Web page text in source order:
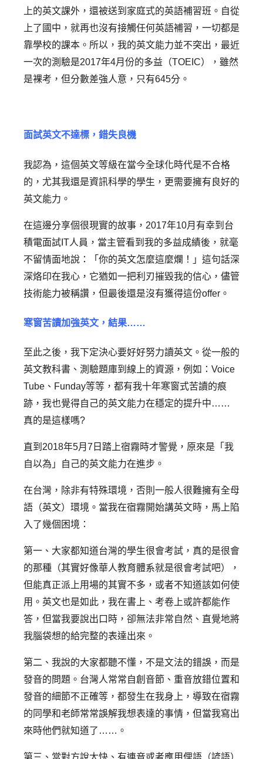
上的英文課外，還被送到家庭式的英語補習班。自從
上了國中，就再也沒有接觸任何英語補習，一切都是
靠學校的課本。所以，我的英文能力並不突出，最近
一次的測驗是2017年4月份的多益（TOEIC），雖然
是裸考，但分數差強人意，只有645分。
面試英文不達標，錯失良機
我認為，這個英文等級在當今全球化時代是不合格
的，尤其我還是資訊科學的學生，更需要擁有良好的
英文能力。
在這邊分享個很現實的故事，2017年10月有幸到台
積電面試IT人員，當主管看到我的多益成績後，就毫
不留情面地說：「你的英文怎麼這麼爛！」這句話深
深烙印在我心，它猶如一把利刃摧毀我的信心，儘管
技術能力被稱讚，但最後還是沒有獲得這份offer。
寒窗苦讀加強英文，結果……
至此之後，我下定決心要好好努力讀英文。從一般的
英文教科書、測驗題庫到線上的資源，例如：Voice
Tube、Funday等等，都有我十年寒窗式苦讀的痕
跡，我也覺得自己的英文能力在穩定的提升中……
真的是這樣嗎?
直到2018年5月7日踏上宿霧時才警覺，原來是「我
自以為」自己的英文能力在進步。
在台灣，除非有特殊環境，否則一般人很難擁有全母
語（英文）環境。當我在宿霧開始講英文時，馬上陷
入了幾個困境：
第一、大家都知道台灣的學生很會考試，真的是很會
的那種（其實好像華人教育體系就是很會考試吧），
但能真正派上用場的其實不多，或者不知道該如何使
用。英文也是如此，我在書上、考卷上或許都能作
答，但當我要說出口時，卻無法非常自然、直覺地將
我腦袋想的給完整的表達出來。
第二、我說的大家都聽不懂，不是文法的錯誤，而是
發音的問題。台灣人常常自創音節、重音放錯位置和
發音的細節不正確等，都發生在我身上，導致在宿霧
的同學和老師常常誤解我想表達的事情，但當我寫出
來時他們就知道了……。